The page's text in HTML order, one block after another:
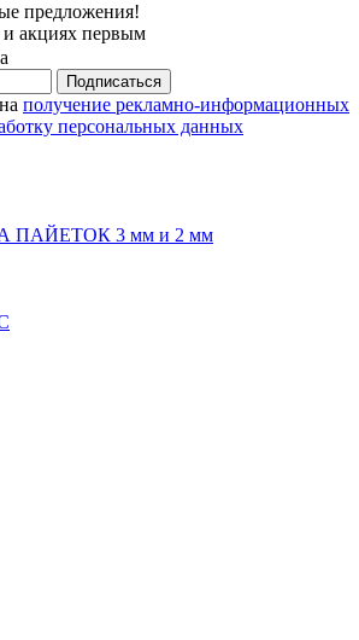
предложения!
и акциях первым
получение рекламно-информационных
персональных данных
3 мм и 2 мм